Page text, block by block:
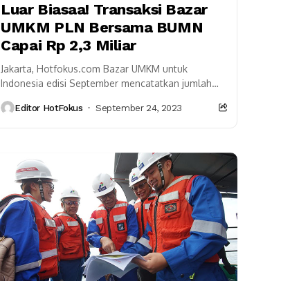
Luar Biasaa! Transaksi Bazar
UMKM PLN Bersama BUMN
Capai Rp 2,3 Miliar
Jakarta, Hotfokus.com Bazar UMKM untuk
Indonesia edisi September mencatatkan jumlah
miliar dengan 1.387 transaksi. Bazar...
Editor HotFokus September 24, 2023